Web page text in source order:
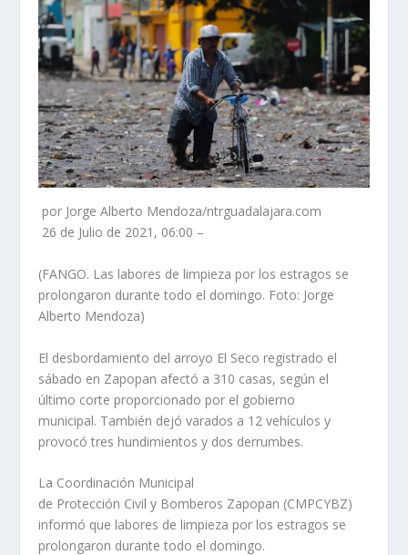
por Jorge Alberto Mendoza/ntrguadalajara.com
26 de Julio de 2021, 06:00 –
(FANGO. Las labores de limpieza por los estragos se
prolongaron durante todo el domingo. Foto: Jorge
Alberto Mendoza)
El desbordamiento del arroyo El Seco registrado el
sábado en Zapopan afectó a 310 casas, según el
último corte proporcionado por el gobierno
municipal. También dejó varados a 12 vehículos y
provocó tres hundimientos y dos derrumbes.
La Coordinación Municipal
de Protección Civil y Bomberos Zapopan (CMPCYBZ)
informó que labores de limpieza por los estragos se
prolongaron durante todo el domingo.